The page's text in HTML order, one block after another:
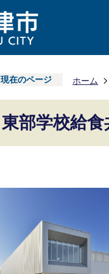
現在のページ ホーム
東部学校給